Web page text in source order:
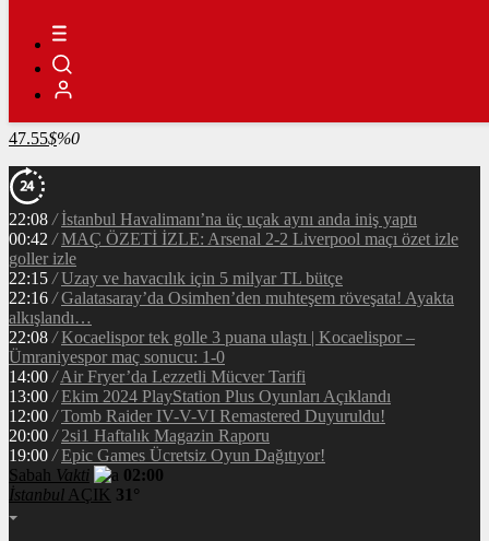
RİPPLE
49.85
%-1.1
TETHER
47.55$%0
22:08 / İstanbul Havalimanı’na üç uçak aynı anda iniş yaptı
00:42 / MAÇ ÖZETİ İZLE: Arsenal 2-2 Liverpool maçı özet izle
goller izle
22:15 / Uzay ve havacılık için 5 milyar TL bütçe
22:16 / Galatasaray’da Osimhen’den muhteşem röveşata! Ayakta
alkışlandı…
22:08 / Kocaelispor tek golle 3 puana ulaştı | Kocaelispor –
Ümraniyespor maç sonucu: 1-0
14:00 / Air Fryer’da Lezzetli Mücver Tarifi
13:00 / Ekim 2024 PlayStation Plus Oyunları Açıklandı
12:00 / Tomb Raider IV-V-VI Remastered Duyuruldu!
20:00 / 2si1 Haftalık Magazin Raporu
19:00 / Epic Games Ücretsiz Oyun Dağıtıyor!
Sabah Vakti
02:00
İstanbul AÇIK 31°